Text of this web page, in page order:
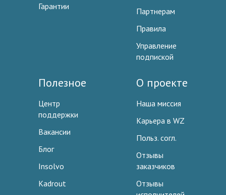
Гарантии
Партнерам
Правила
Управление
подпиской
Полезное
Центр
поддержки
Вакансии
Блог
Insolvo
Kadrout
О проекте
Наша миссия
Карьера в WZ
Польз. согл.
Отзывы
заказчиков
Отзывы